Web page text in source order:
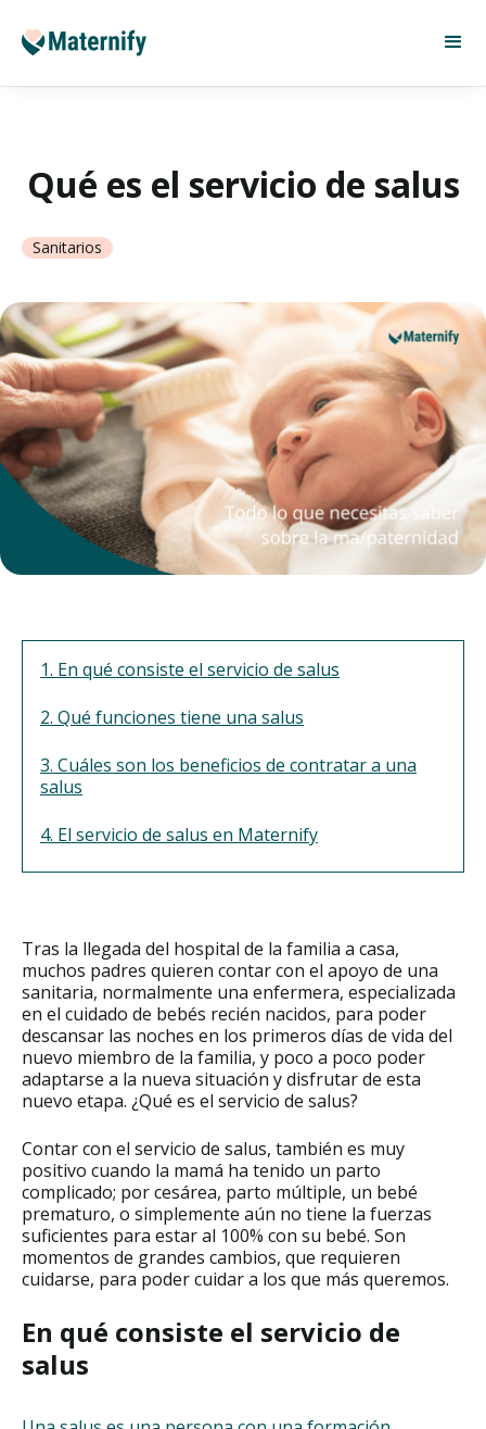
Qué es el servicio de salus
Sanitarios
1. En qué consiste el servicio de salus
2. Qué funciones tiene una salus
3. Cuáles son los beneficios de contratar a una
salus
4. El servicio de salus en Maternify
Tras la llegada del hospital de la familia a casa,
muchos padres quieren contar con el apoyo de una
sanitaria, normalmente una enfermera, especializada
en el cuidado de bebés recién nacidos, para poder
descansar las noches en los primeros días de vida del
nuevo miembro de la familia, y poco a poco poder
adaptarse a la nueva situación y disfrutar de esta
nuevo etapa. ¿Qué es el servicio de salus?
Contar con el servicio de salus, también es muy
positivo cuando la mamá ha tenido un parto
complicado; por cesárea, parto múltiple, un bebé
prematuro, o simplemente aún no tiene la fuerzas
suficientes para estar al 100% con su bebé. Son
momentos de grandes cambios, que requieren
cuidarse, para poder cuidar a los que más queremos.
En qué consiste el servicio de
salus